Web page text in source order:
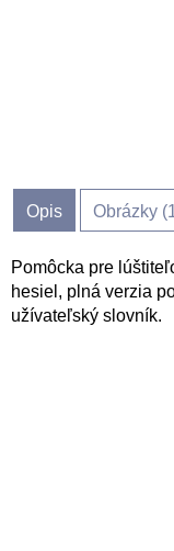
Opis Obrázky (
Pomôcka pre
hesiel, plná verzia
užívateľský slovník.